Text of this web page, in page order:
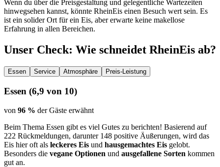
Wenn du über die Preisgestaltung und gelegentliche Wartezeiten
hinwegsehen kannst, könnte RheinEis einen Besuch wert sein. Es
ist ein solider Ort für ein Eis, aber erwarte keine makellose
Erfahrung in allen Bereichen.
Unser Check: Wie schneidet RheinEis ab?
Essen Service Atmosphäre Preis-Leistung
Essen (6,9 von 10)
von 96 % der Gäste erwähnt
Beim Thema Essen gibt es viel Gutes zu berichten! Basierend auf
222 Rückmeldungen, darunter 148 positive Äußerungen, wird das
Eis hier oft als leckeres Eis und hausgemachtes Eis gelobt.
Besonders die vegane Optionen und ausgefallene Sorten kommen
gut an.